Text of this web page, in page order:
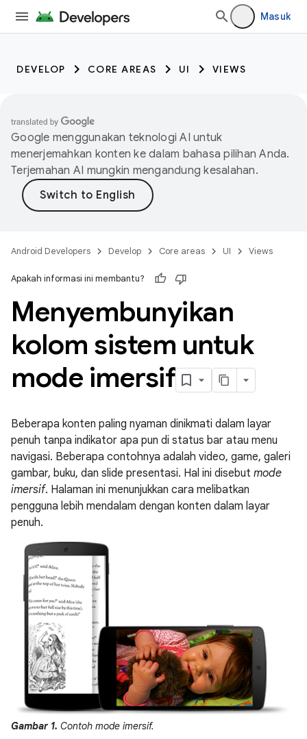
Masuk
DEVELOP CORE AREAS UI VIEWS
Google menggunakan teknologi AI untuk
menerjemahkan konten ke dalam bahasa pilihan Anda.
Terjemahan AI mungkin mengandung kesalahan.
Android Developers Develop Core areas UI Views
Apakah informasi ini membantu?
Menyembunyikan
kolom sistem untuk
mode imersif
Beberapa konten paling nyaman dinikmati dalam layar
penuh tanpa indikator apa pun di status bar atau menu
navigasi. Beberapa contohnya adalah video, game, galeri
gambar, buku, dan slide presentasi. Hal ini disebut mode
imersif. Halaman ini menunjukkan cara melibatkan
pengguna lebih mendalam dengan konten dalam layar
penuh.
Gambar 1. Contoh mode imersif.